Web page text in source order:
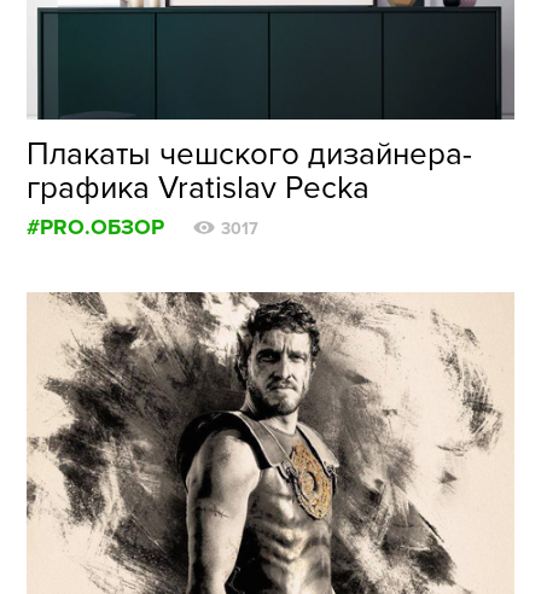
Плакаты чешского дизайнера-
графика Vratislav Pecka
#PRO.ОБЗОР 3017